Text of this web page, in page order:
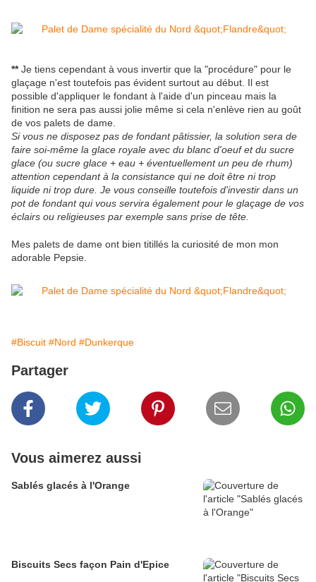
**Je tiens cependant à vous invertir que la "procédure" pour le
glaçage n'est toutefois pas évident surtout au début. Il est
possible d'appliquer le fondant à l'aide d'un pinceau mais la
finition ne sera pas aussi jolie même si cela n'enlève rien au goût
de vos palets de dame.
Si vous ne disposez pas de fondant pâtissier, la solution sera de
faire soi-même la glace royale avec du blanc d'oeuf et du sucre
glace (ou sucre glace + eau + éventuellement un peu de rhum)
attention cependant à la consistance qui ne doit être ni trop
liquide ni trop dure. Je vous conseille toutefois d'investir dans un
pot de fondant qui vous servira également pour le glaçage de vos
éclairs ou religieuses par exemple sans prise de tête.
Mes palets de dame ont bien titillés la curiosité de mon mon
adorable Pepsie.
#Biscuit #Nord #Dunkerque
Partager
Vous aimerez aussi
Sablés glacés à l'Orange
Biscuits Secs façon Pain d'Epice